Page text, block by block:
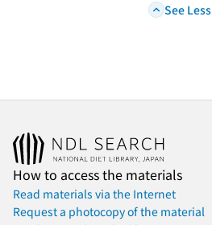
See Less
How to access the materials
Read materials via the Internet
Request a photocopy of the material